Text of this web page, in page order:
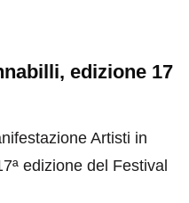
edizione 17
Artisti in
edizione del Festival